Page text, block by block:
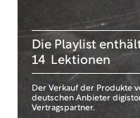
Die Playlist
14
Lektionen
Der Verkauf der Produkte
deutschen Anbieter
Vertragspartner.